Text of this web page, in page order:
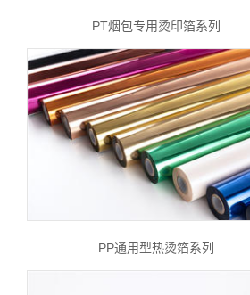
PT烟包专用烫印箔系列
PP通用型热烫箔系列